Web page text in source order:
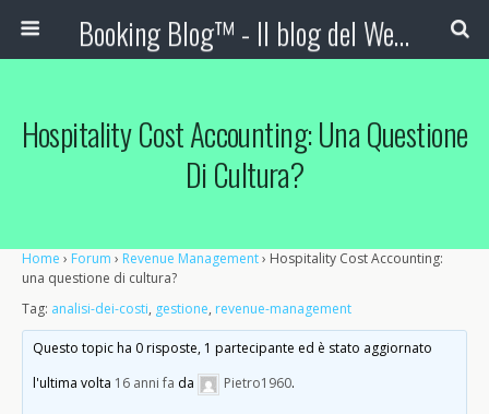
Booking Blog™ - Il blog del Web Marketing Turistico
Hospitality Cost Accounting: Una Questione
Di Cultura?
Home › Forum › Revenue Management› Hospitality Cost Accounting:
una questione di cultura?
Tag: analisi-dei-costi, gestione, revenue-management
Questo topic ha 0 risposte, 1 partecipante ed è stato aggiornato
l'ultima volta 16 anni fa da Pietro1960.